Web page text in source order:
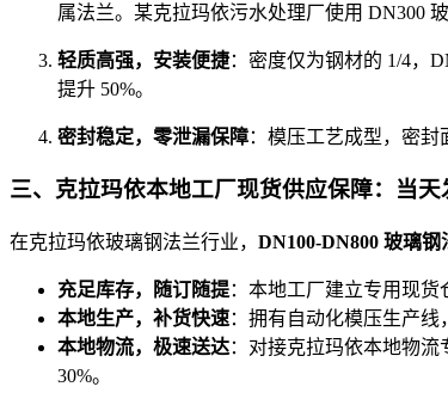
属法兰。某克拉玛依污水处理厂使用 DN300
轻质高强，安装便捷：密度仅为钢材的 1/4，
提升 50%。
密封稳定，零泄漏保障：模压工艺成型，密封
三、克拉玛依本地工厂现货供应保障：当
在克拉玛依玻璃钢法兰行业， DN100-DN800 玻璃
充足库存，随订随提：本地工厂建立专用现货
本地生产，补货快速：拥有自动化模压生产线
本地物流，极速送达：对接克拉玛依本地物
30%。